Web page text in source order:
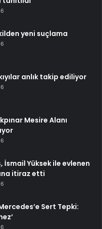
yeni suçlama
anlık takip ediliyor
Mesire Alanı
İsmail Yüksek ile evlenen
itiraz etti
Sert Tepki: